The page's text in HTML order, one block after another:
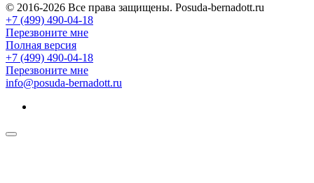
© 2016-2026 Все права защищены. Posuda-bernadott.ru
+7 (499) 490-04-18
Перезвоните мне
Полная версия
+7 (499) 490-04-18
Перезвоните мне
info@posuda-bernadott.ru